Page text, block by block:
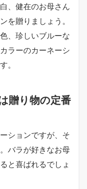
、健在のお母さん
を贈りましょう。
、珍しいブルーな
ラーのカーネーシ
。
贈り物の定番
ションですが、そ
バラが好きなお母
と喜ばれるでしょ